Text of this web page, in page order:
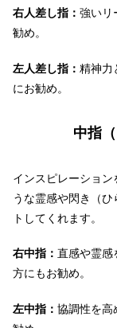
右人差し指： 強いリ
勧め。
左人差し指： 精神力
にお勧め。
中指
インスピレーショ
うな霊感や閃き（
トしてくれます。
右中指： 直感や霊感
方にもお勧め。
左中指： 協調性を高